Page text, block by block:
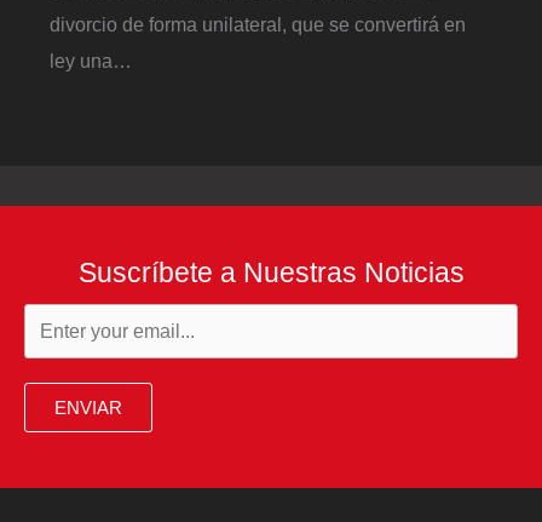
divorcio de forma unilateral, que se convertirá en
ley una…
Suscríbete a Nuestras Noticias
ENVIAR